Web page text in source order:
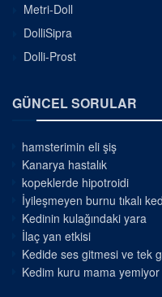
Metri-Doll
DolliSipra
Dolli-Prost
GÜNCEL SORULAR
hamsterimin eli şiş
Kanarya hastalık
kopeklerde hipotroidi
İyileşmeyen burnu tıkalı
Kedinin kulağındaki yara
İlaç yan etkisi
Kedide ses gitmesi ve tek
Kedim kuru mama yemiyor